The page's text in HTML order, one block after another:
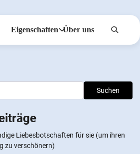
Eigenschaften Über uns
Suchen
Liebesbotschaften für sie (um ihren
zu verschönern)